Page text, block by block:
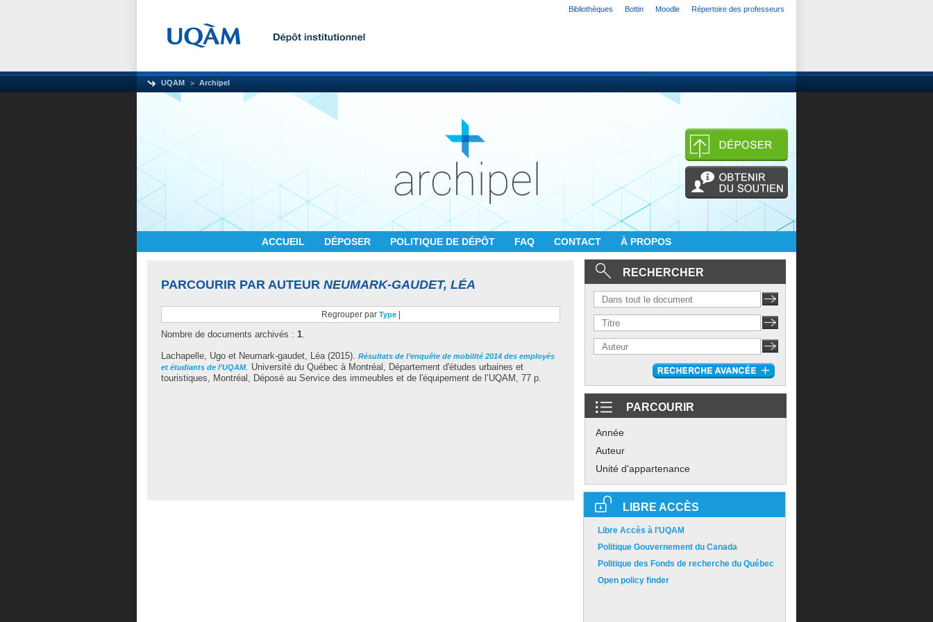
Bibliothèques Bottin Moodle Répertoire des professeurs
UQAM Archipel
ACCUEIL DÉPOSER POLITIQUE DE DÉPÔT FAQ CONTACT À PROPOS
PARCOURIR PAR AUTEUR NEUMARK-GAUDET, LÉA
Regrouper par Type
Nombre de documents archivés : 1.
Lachapelle, Ugo et Neumark-gaudet, Léa(2015). Résultats de l’enquête de mobilité 2014 des employés
et étudiants de l’UQAM. Université du Québec à Montréal, Département d'études urbaines et
touristiques, Montréal, Déposé au Service des immeubles et de l'équipement de l’UQAM, 77 p.
RECHERCHER
PARCOURIR
Année
Auteur
Unité d'appartenance
LIBRE ACCÈS
Libre Accès à l'UQAM
Politique Gouvernement du Canada
Politique des Fonds de recherche du Québec
Open policy finder